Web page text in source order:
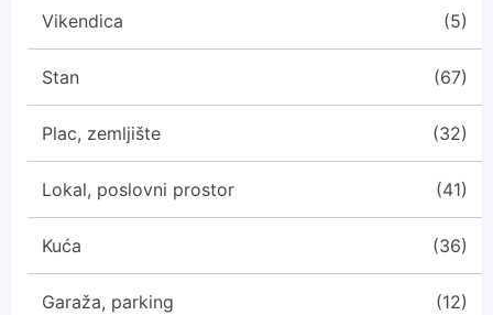
Vikendica (5)
Stan (67)
Plac, zemljište (32)
Lokal, poslovni prostor (41)
Kuća (36)
Garaža, parking (12)